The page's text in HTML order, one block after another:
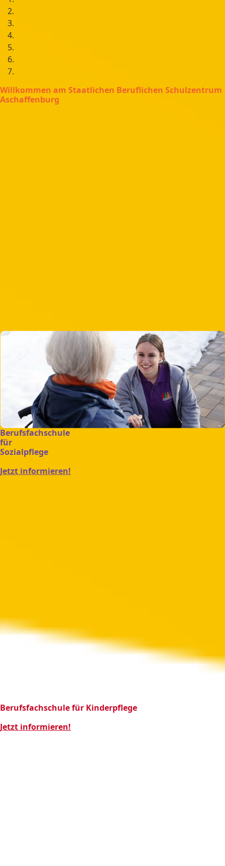
Willkommen am Staatlichen Beruflichen Schulzentrum
Aschaffenburg
Berufsfachschule
für
Sozialpflege
Jetzt informieren!
Berufsfachschule für Kinderpflege
Jetzt informieren!